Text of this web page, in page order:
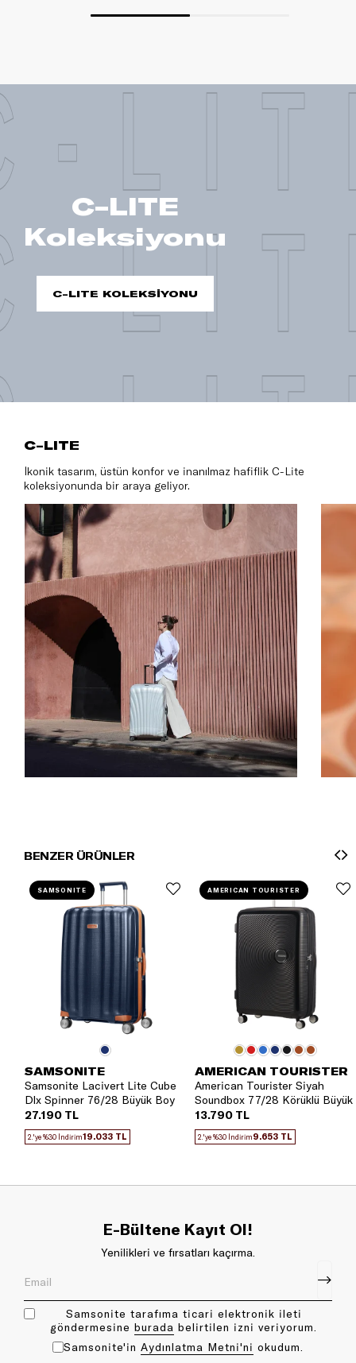
C-LITE
Koleksiyonu
C-LITE KOLEKSİYONU
C-LITE
İkonik tasarım, üstün konfor ve inanılmaz hafiflik C-Lite
koleksiyonunda bir araya geliyor.
BENZER ÜRÜNLER
SAMSONITE
Samsonite Lacivert Lite Cube
Dlx Spinner 76/28 Büyük Boy
Valiz
27.190 TL
2.'ye %30 İndirim19.033 TL
SAMSONITE
AMERICAN TOURISTER
American Tourister Siyah
Soundbox 77/28 Körüklü Büyük
Boy Valiz
13.790 TL
2.'ye %30 İndirim9.653 TL
AMERICAN TOURISTER
E-Bültene Kayıt Ol!
Yenilikleri ve fırsatları kaçırma.
Samsonite tarafıma ticari elektronik ileti
göndermesine bu rada belirtilen izni veriyorum.
Samsonite'in Aydınlatma Metni'ni okudum.